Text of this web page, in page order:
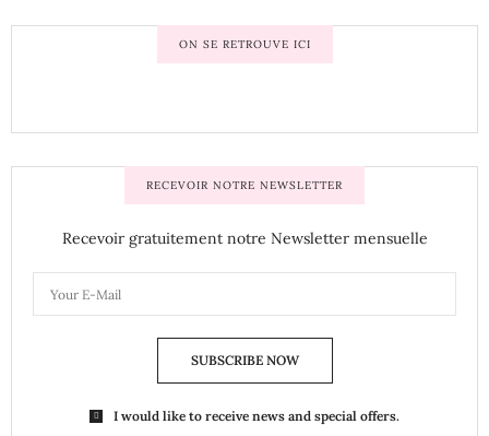
ON SE RETROUVE ICI
RECEVOIR NOTRE NEWSLETTER
Recevoir gratuitement notre Newsletter mensuelle
SUBSCRIBE NOW
I would like to receive news and special offers.